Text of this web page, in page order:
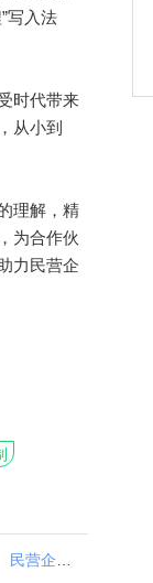
写入法
时代带来
从小到
理解，精
为合作伙
力民营企
民营企业